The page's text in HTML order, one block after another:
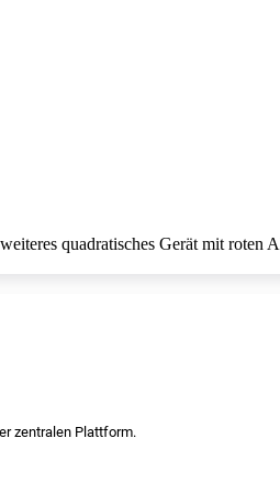
zentralen Plattform.